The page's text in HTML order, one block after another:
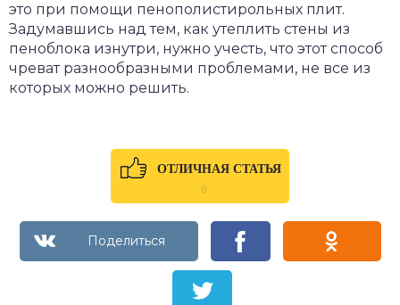
это при помощи пенополистирольных плит.
Задумавшись над тем, как утеплить стены из
пеноблока изнутри, нужно учесть, что этот способ
чреват разнообразными проблемами, не все из
которых можно решить.
ОТЛИЧНАЯ СТАТЬЯ
0